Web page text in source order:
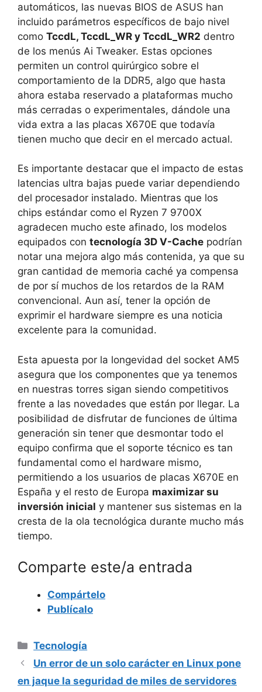
automáticos, las nuevas BIOS de ASUS han
incluido parámetros específicos de bajo nivel
como TccdL, TccdL_WR y TccdL_WR2 dentro
de los menús Ai Tweaker. Estas opciones
permiten un control quirúrgico sobre el
comportamiento de la DDR5, algo que hasta
ahora estaba reservado a plataformas mucho
más cerradas o experimentales, dándole una
vida extra a las placas X670E que todavía
tienen mucho que decir en el mercado actual.
Es importante destacar que el impacto de estas
latencias ultra bajas puede variar dependiendo
del procesador instalado. Mientras que los
chips estándar como el Ryzen 7 9700X
agradecen mucho este afinado, los modelos
equipados con tecnología 3D V-Cache podrían
notar una mejora algo más contenida, ya que su
gran cantidad de memoria caché ya compensa
de por sí muchos de los retardos de la RAM
convencional. Aun así, tener la opción de
exprimir el hardware siempre es una noticia
excelente para la comunidad.
Esta apuesta por la longevidad del socket AM5
asegura que los componentes que ya tenemos
en nuestras torres sigan siendo competitivos
frente a las novedades que están por llegar. La
posibilidad de disfrutar de funciones de última
generación sin tener que desmontar todo el
equipo confirma que el soporte técnico es tan
fundamental como el hardware mismo,
permitiendo a los usuarios de placas X670E en
España y el resto de Europa maximizar su
inversión inicial y mantener sus sistemas en la
cresta de la ola tecnológica durante mucho más
tiempo.
Comparte este/a entrada
Compártelo
Publícalo
Categorías
Tecnología
Un error de un solo carácter en Linux pone
en jaque la seguridad de miles de servidores